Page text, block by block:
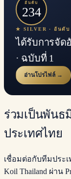
อันดับ
234
★ SILVER · อันดับ
ได้รับการจัดอั
· ฉบับที่ 1
อ่านโปรไฟล์ →
ร่วมเป็นพันธ
ประเทศไทย
เชื่อมต่อกับทีมประ
Koil Thailand ผ่าน